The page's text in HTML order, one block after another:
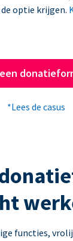
optie krijgen.
*Lees de casus
functies,